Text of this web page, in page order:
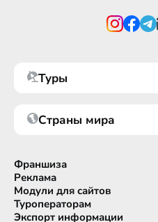
Туры
Страны мира
Франшиза
Реклама
Модули для сайтов
Туроператорам
Экспорт информации